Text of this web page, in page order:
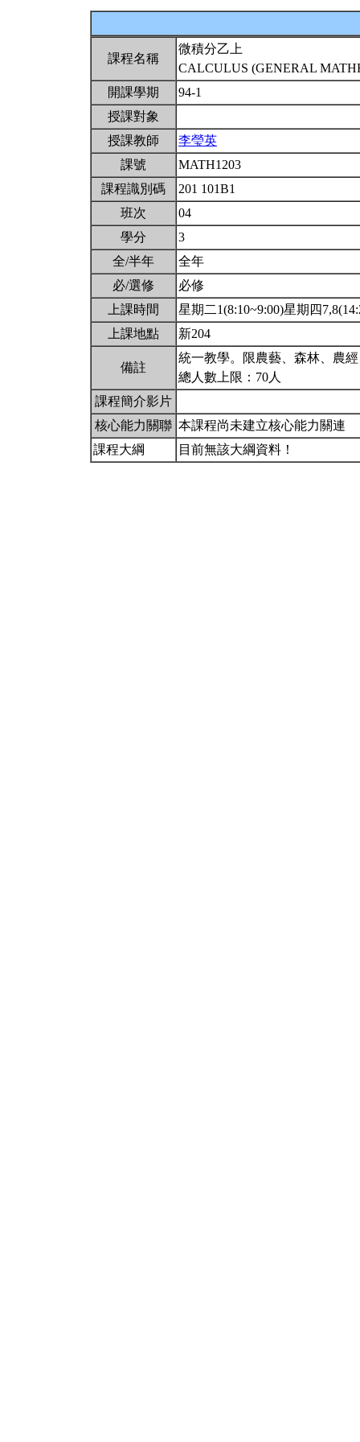
課程名稱
微積分乙上
CALCULUS (GENERAL
開課學期
94-1
授課對象
授課教師
李瑩英
課號
MATH1203
課程識別碼
201 101B1
班次
04
學分
3
全/半年
全年
必/選修
必修
上課時間
星期二1(8:10~9:00)星期四
上課地點
新204
備註
統一教學。限農藝、森林、農
總人數上限：70人
課程簡介影片
核心能力關聯 本課程尚未建立核心能力關連
課程大綱
目前無該大綱資料！